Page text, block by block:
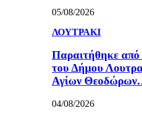
05/08/2026
ΛΟΥΤΡΑΚΙ
Παραιτήθηκε από
του Δήμου
Αγίων
04/08/2026